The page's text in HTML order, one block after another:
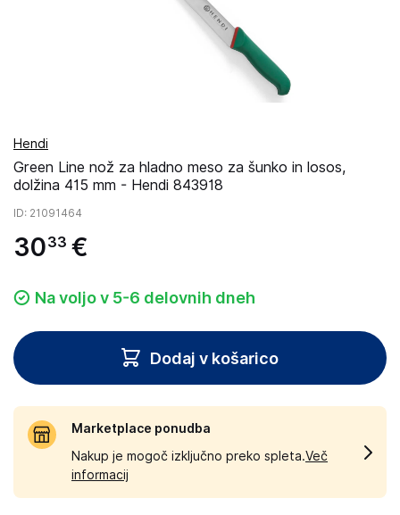
Hendi
Green Line nož za hladno meso za šunko in losos,
dolžina 415 mm - Hendi 843918
ID: 21091464
3033 €
Na voljo v 5-6 delovnih dneh
Dodaj v košarico
Marketplace ponudba
Nakup je mogoč izključno preko spleta.Več
informacij